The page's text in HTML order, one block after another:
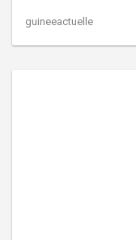
guineeactuelle